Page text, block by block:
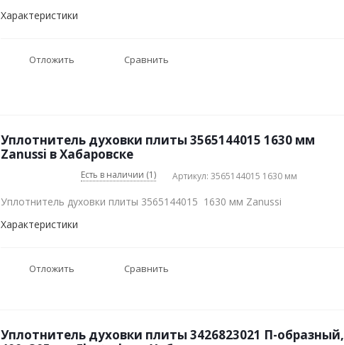
Характеристики
Отложить Сравнить
Уплотнитель духовки плиты 3565144015 1630 мм
Zanussi в Хабаровске
Есть в наличии (1) Артикул: 3565144015 1630 мм
Уплотнитель духовки плиты 3565144015 1630 мм Zanussi
Характеристики
Отложить Сравнить
Уплотнитель духовки плиты 3426823021 П-образный,